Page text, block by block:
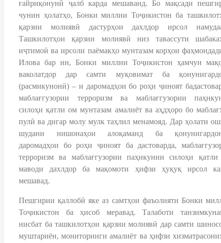
ғайриқонунӣ ҷалб карда мешаванд. Бо мақсади
чунин ҳолатҳо, Бонки миллии Тоҷикистон ба
қарзии молиявӣ дастурҳои дахлдор ирсол
Ташкилотҳои қарзии молиявӣ низ тавассути
иҷтимоӣ ва ирсоли паёмакҳо мунтазам корҳои
Илова бар ин, Бонки миллии Тоҷикистон ҳамчун
ваколатдор дар самти муқовимат ба
(расмикунонӣ) – и даромадҳои бо роҳи ҷиноят
маблағгузории терроризм ва маблағгузории
силоҳи қатли ом мунтазам амалиёт ва аҳдҳоро бо
пулӣ ва дигар молу мулк таҳлил менамояд. Дар ҳолати
шудани нишонаҳои алоқаманд ба
даромадҳои бо роҳи ҷиноят ба дастоварда,
терроризм ва маблағгузории паҳнкунии силоҳи
маводи дахлдор ба мақомоти ҳифзи ҳуқуқ ирсол
мешавад.
Пешгирии қаллобӣ яке аз самтҳои фаъолияти Бонки
Тоҷикистон ба ҳисоб меравад. Талаботи
нисбат ба ташкилотҳои қарзии молиявӣ дар самти
муштариён, мониторинги амалиёт ва ҳифзи